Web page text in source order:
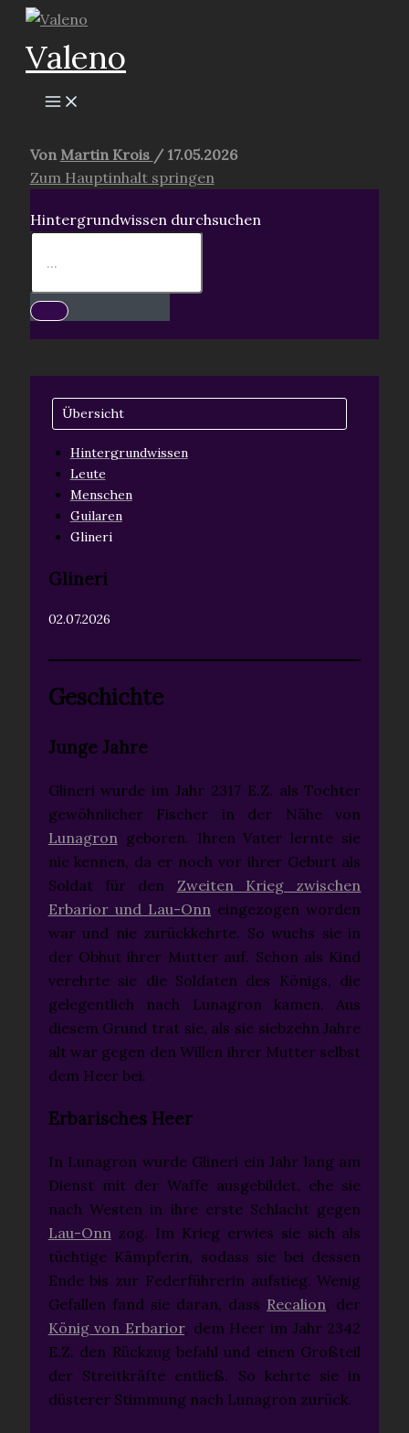
Zum
Inhalt
springen
Valeno
Von Martin Krois / 17.05.2026
Zum Hauptinhalt springen
Hintergrundwissen durchsuchen
Übersicht
Hintergrundwissen
Leute
Menschen
Guilaren
Glineri
Glineri
02.07.2026
Geschichte
Junge Jahre
Glineri wurde im Jahr 2317 E.Z. als Tochter
gewöhnlicher Fischer in der Nähe von
Lunagrongeboren. Ihren Vater lernte sie
nie kennen, da er noch vor ihrer Geburt als
Soldat für den Zweiten Krieg zwischen
Erbarior und Lau-Onn eingezogen worden
war und nie zurückkehrte. So wuchs sie in
der Obhut ihrer Mutter auf. Schon als Kind
verehrte sie die Soldaten des Königs, die
gelegentlich nach Lunagron kamen. Aus
diesem Grund trat sie, als sie siebzehn Jahre
alt war gegen den Willen ihrer Mutter selbst
dem Heer bei.
Erbarisches Heer
In Lunagron wurde Glineri ein Jahr lang am
Dienst mit der Waffe ausgebildet, ehe sie
nach Westen in ihre erste Schlacht gegen
Lau-Onn zog. Im Krieg erwies sie sich als
tüchtige Kämpferin, sodass sie bei dessen
Ende bis zur Federführerin aufstieg. Wenig
Gefallen fand sie daran, dass Recalion, der
König von Erbarior, dem Heer im Jahr 2342
E.Z. den Rückzug befahl und einen Großteil
der Streitkräfte entließ. So kehrte sie in
düsterer Stimmung nach Lunagron zurück.